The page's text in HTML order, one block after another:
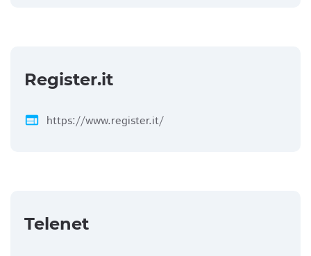
Register.it
web https://www.register.it/
Telenet